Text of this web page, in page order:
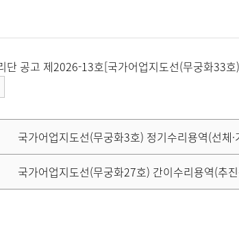
단 공고 제2026-13호[국가어업지도선(무궁화33
국가어업지도선(무궁화3호) 정기수리용역(선체·
국가어업지도선(무궁화27호) 간이수리용역(추